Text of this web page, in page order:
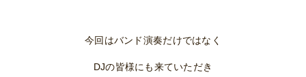
今回はバンド演奏だけではなく
DJの皆様にも来ていただき